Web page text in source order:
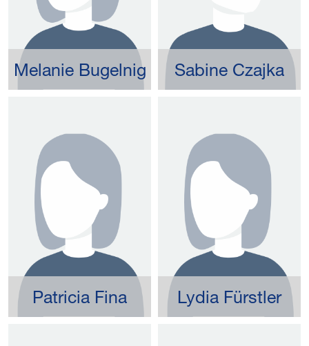
Melanie Bugelnig Sabine Czajka
Patricia Fina Lydia Fürstler